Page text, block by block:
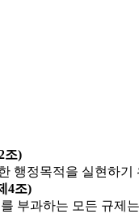
조)
행정목적을 실현하
4조)
부과하는 모든 규제